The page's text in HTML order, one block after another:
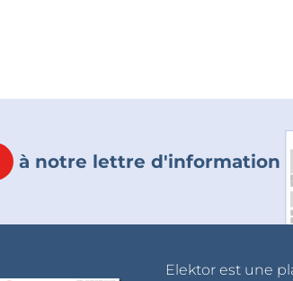
à notre lettre d'information
Elektor est une